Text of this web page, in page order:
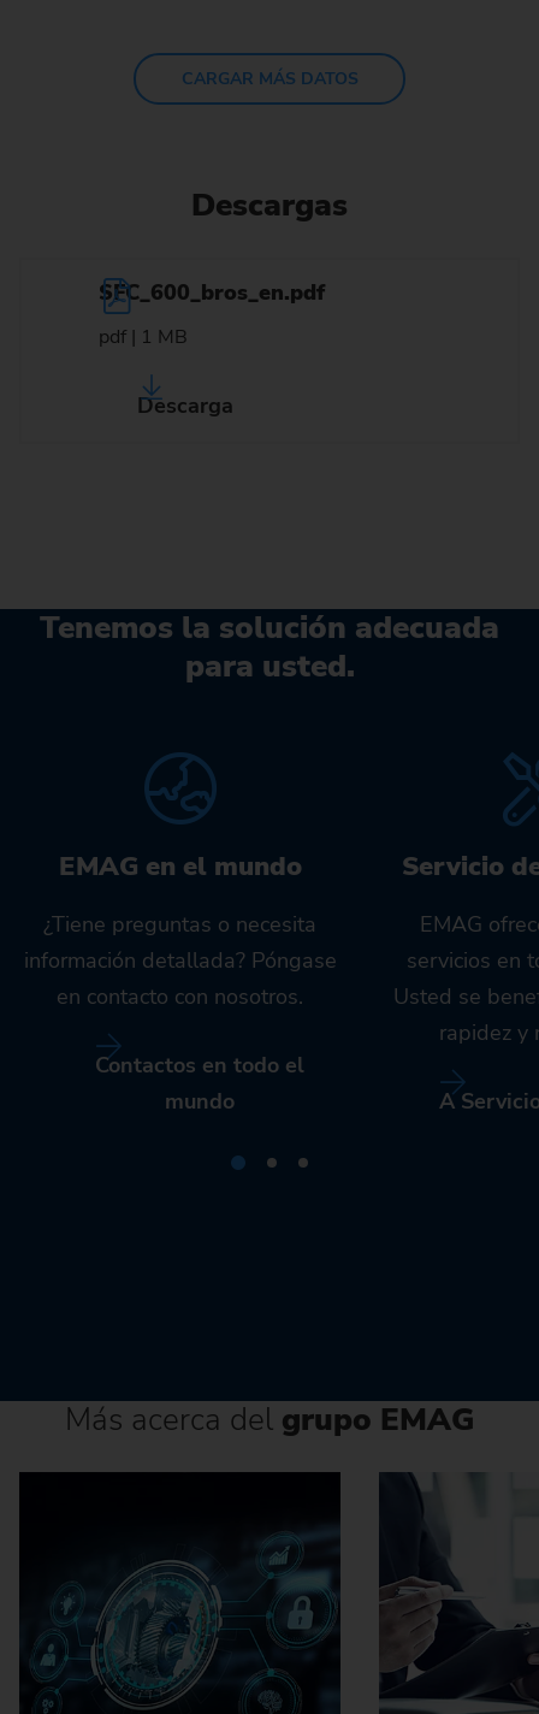
CARGAR MÁS DATOS
Descargas
SFC_600_bros_en.pdf
pdf | 1 MB
Descarga
Tenemos la solución adecuada
para usted.
EMAG en el mundo
¿Tiene preguntas o necesita
información detallada? Póngase
en contacto con nosotros.
Contactos en todo el
mundo
Servicio
EMAG
servicios en
Usted se
rapidez y
A
Más acerca del grupo EMAG